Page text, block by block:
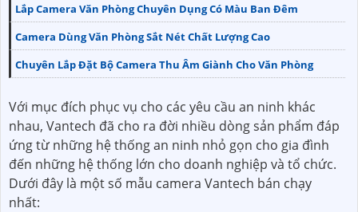
Lắp Camera Văn Phòng Chuyên Dụng Có Màu Ban Đêm
Camera Dùng Văn Phòng Sắt Nét Chất Lượng Cao
Chuyên Lắp Đặt Bộ Camera Thu Âm Giành Cho Văn Phòng
Với mục đích phục vụ cho các yêu cầu an ninh khác
nhau, Vantech đã cho ra đời nhiều dòng sản phẩm đáp
ứng từ những hệ thống an ninh nhỏ gọn cho gia đình
đến những hệ thống lớn cho doanh nghiệp và tổ chức.
Dưới đây là một số mẫu camera Vantech bán chạy
nhất: